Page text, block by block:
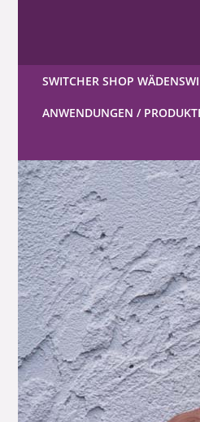
SWITCHER SHOP
ANWENDUNGEN /